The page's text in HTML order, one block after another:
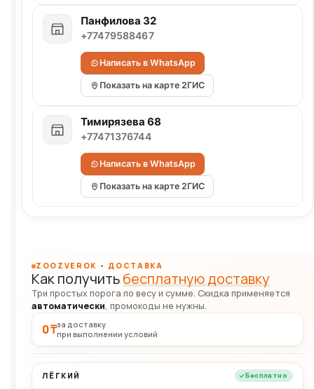
Панфилова 32
+77479588467
Написать в WhatsApp
Показать на карте 2ГИС
Тимирязева 68
+77471376744
Написать в WhatsApp
Показать на карте 2ГИС
ZOOZVEROK • ДОСТАВКА
Как получитьбесплатную доставку
Три простых порога по весу и сумме. Скидка применяется
автоматически, промокоды не нужны.
0 ₸за доставку
при выполнении условий
ЛЁГКИЙ Бесплатно